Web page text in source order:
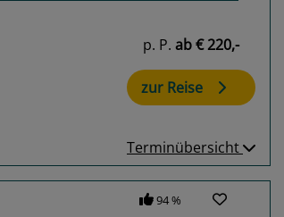
p. P. ab€ 220,-
zur Reise
Terminübersicht
94 %